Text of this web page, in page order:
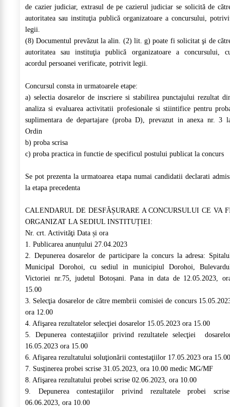
de cazier judiciar, extrasul de pe cazierul judiciar se solicită de
autoritatea sau instituţia publică organizatoare a concursului,
legii.
(8) Documentul prevăzut la alin. (2) lit. g) poate fi solicitat şi de
autoritatea sau instituţia publică organizatoare a concursului,
acordul persoanei verificate, potrivit legii.
Concursul consta in urmatoarele etape:
a) selectia dosarelor de inscriere si stabilirea punctajului rezultat
analiza si evaluarea activitatii profesionale si stiintifice pentru
suplimentara de departajare (proba D), prevazut in anexa nr. 3
Ordin
b) proba scrisa
c) proba practica in functie de specificul postului publicat la concurs
Se pot prezenta la urmatoarea etapa numai candidatii declarati
la etapa precedenta
CALENDARUL DE DESFĂȘURARE A CONCURSULUI CE VA
ORGANIZAT LA SEDIUL INSTITUȚIEI:
Nr. crt. Activităţi Data și ora
1. Publicarea anunțului 27.04.2023
2. Depunerea dosarelor de participare la concurs la adresa:
Municipal Dorohoi, cu sediul in municipiul Dorohoi,
Victoriei nr.75, judetul Botoșani. Pana in data de 12.05.2023,
15.00
3. Selecţia dosarelor de către membrii comisiei de concurs
ora 12.00
4. Afişarea rezultatelor selecţiei dosarelor 15.05.2023 ora 15.00
5. Depunerea contestaţiilor privind rezultatele selecţiei
16.05.2023 ora 15.00
6. Afişarea rezultatului soluţionării contestaţiilor 17.05.2023 ora 15.00
7. Susţinerea probei scrise 31.05.2023, ora 10.00 medic MG/MF
8. Afişarea rezultatului probei scrise 02.06.2023, ora 10.00
9. Depunerea contestaţiilor privind rezultatele probei
06.06.2023, ora 10.00